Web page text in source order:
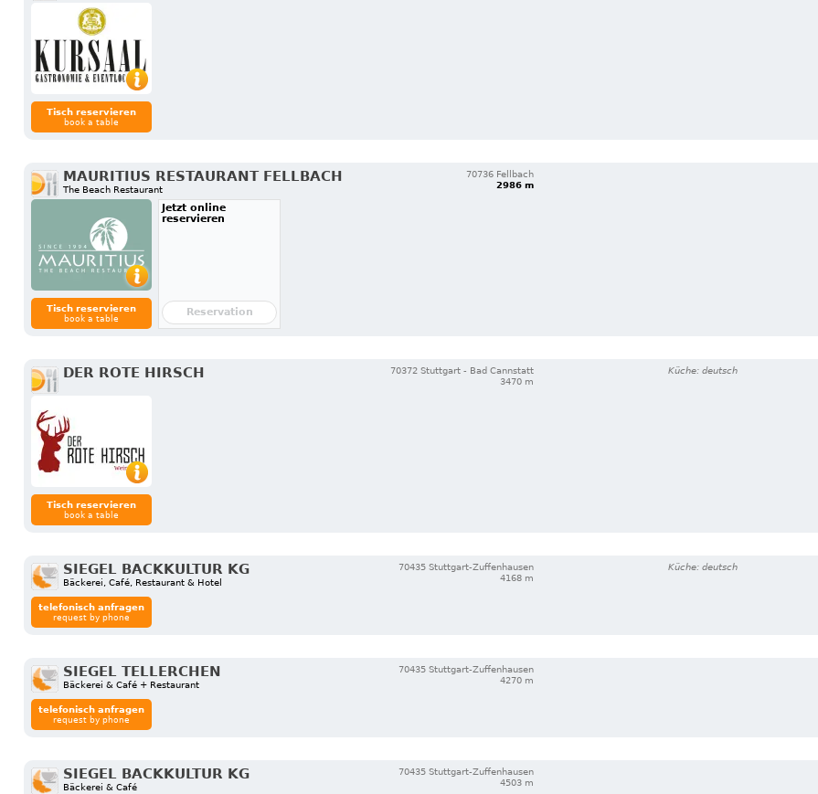
Tisch reservieren
book a table
MAURITIUS RESTAURANT FELLBACH
The Beach Restaurant
70736 Fellbach
2986 m
Tisch reservieren
book a table
Jetzt online
reservieren
Reservation
DER ROTE HIRSCH
70372 Stuttgart - Bad Cannstatt
3470 m
Küche: deutsch
Tisch reservieren
book a table
SIEGEL BACKKULTUR KG
Bäckerei, Café, Restaurant & Hotel
70435 Stuttgart-Zuffenhausen
4168 m
Küche: deutsch
telefonisch anfragen
request by phone
SIEGEL TELLERCHEN
Bäckerei & Café + Restaurant
70435 Stuttgart-Zuffenhausen
4270 m
telefonisch anfragen
request by phone
SIEGEL BACKKULTUR KG
Bäckerei & Café
70435 Stuttgart-Zuffenhausen
4503 m